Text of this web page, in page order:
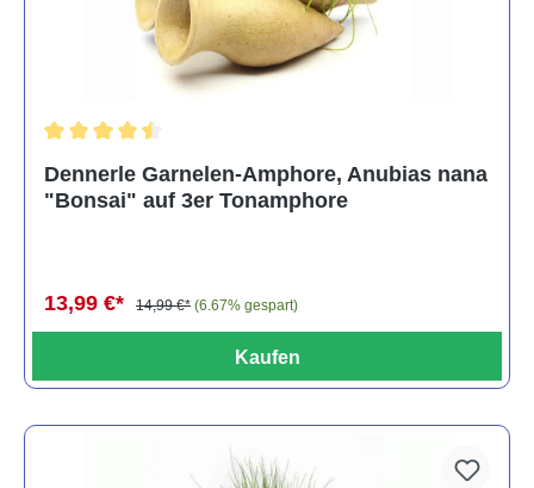
Dennerle Garnelen-Amphore, Anubias nana
"Bonsai" auf 3er Tonamphore
13,99 €* 14,99 €* (6.67% gespart)
Kaufen